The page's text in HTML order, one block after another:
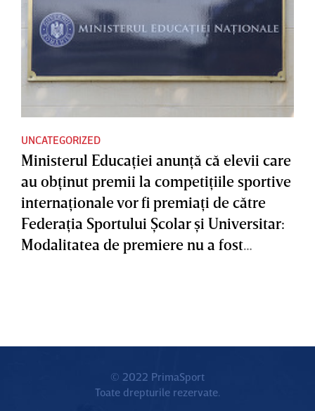
UNCATEGORIZED
Ministerul Educaţiei anunţă că elevii care
au obţinut premii la competiţiile sportive
internaţionale vor fi premiaţi de către
Federaţia Sportului Şcolar şi Universitar:
Modalitatea de premiere nu a fost
© 2022 PrimaSport
Toate drepturile rezervate.